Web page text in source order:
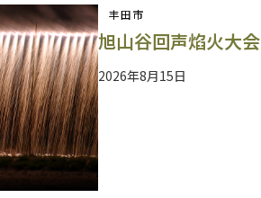
丰田市
旭山谷回声焰火大会
2026年8月15日